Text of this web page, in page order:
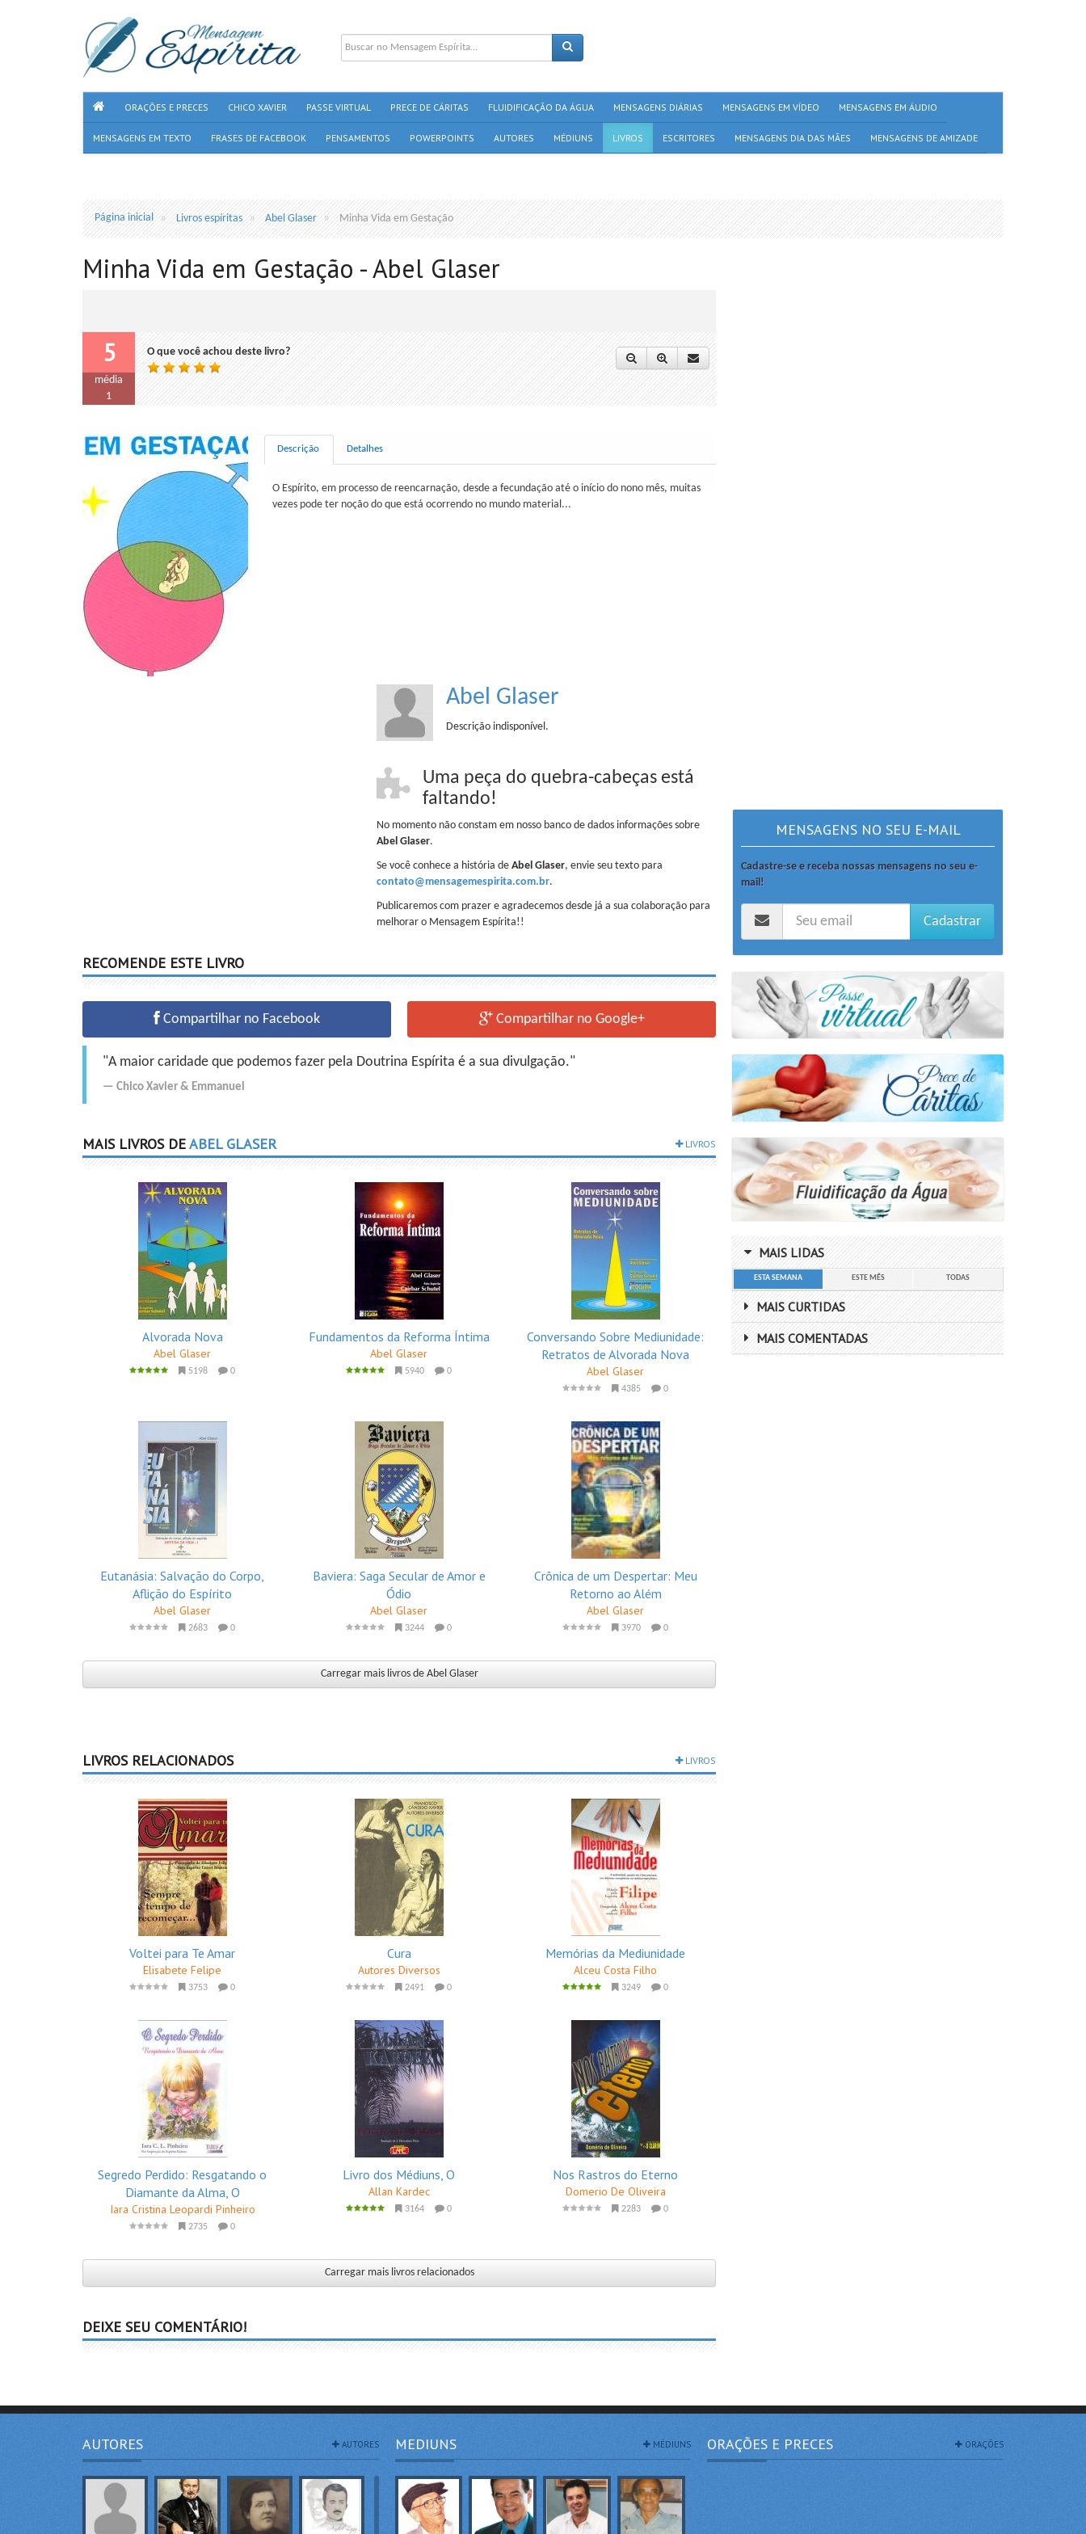
ORAÇÕES E PRECES CHICO XAVIER PASSE VIRTUAL PRECE DE CÁRITAS FLUIDIFICAÇÃO DA ÁGUA MENSAGENS DIÁRIAS MENSAGENS EM VÍDEO MENSAGENS EM ÁUDIO
MENSAGENS EM TEXTO FRASES DE FACEBOOK PENSAMENTOS POWERPOINTS AUTORES MÉDIUNS LIVROS ESCRITORES MENSAGENS DIA DAS MÃES MENSAGENS DE AMIZADE
Página inicial Livros espíritas Abel Glaser Minha Vida em Gestação
Minha Vida em Gestação - Abel Glaser
5
média
1
O que você achou deste livro?
Descrição Detalhes
O Espírito, em processo de reencarnação, desde a fecundação até o início do nono mês, muitas
vezes pode ter noção do que está ocorrendo no mundo material...
Abel Glaser
Descrição indisponível.
Uma peça do quebra-cabeças está
faltando!
No momento não constam em nosso banco de dados informações sobre
Abel Glaser.
Se você conhece a história de Abel Glaser, envie seu texto para
contato@mensagemespirita.com.br.
Publicaremos com prazer e agradecemos desde já a sua colaboração para
melhorar o Mensagem Espírita!!
RECOMENDE ESTE LIVRO
Compartilhar no Facebook Compartilhar no Google+
"A maior caridade que podemos fazer pela Doutrina Espírita é a sua divulgação."
Chico Xavier & Emmanuel
MAIS LIVROS DEABEL GLASER LIVROS
Alvorada Nova
Abel Glaser
5198 0
Fundamentos da Reforma Íntima
Abel Glaser
5940 0
Conversando Sobre Mediunidade:
Retratos de Alvorada Nova
Abel Glaser
4385 0
Eutanásia: Salvação do Corpo,
Aflição do Espírito
Abel Glaser
2683 0
Baviera: Saga Secular de Amor e
Ódio
Abel Glaser
3244 0
Crônica de um Despertar: Meu
Retorno ao Além
Abel Glaser
3970 0
Carregar mais livros de Abel Glaser
LIVROS RELACIONADOS LIVROS
Voltei para Te Amar
Elisabete Felipe
3753 0
Cura
Autores Diversos
2491 0
Memórias da Mediunidade
Alceu Costa Filho
3249 0
Segredo Perdido: Resgatando o
Diamante da Alma, O
Iara Cristina Leopardi Pinheiro
2735 0
Livro dos Médiuns, O
Allan Kardec
3164 0
Nos Rastros do Eterno
Domerio De Oliveira
2283 0
Carregar mais livros relacionados
DEIXE SEU COMENTÁRIO!
MENSAGENS NO SEU E-MAIL
Cadastre-se e receba nossas mensagens no seu e-
mail!
Cadastrar
MAIS LIDAS
ESTA SEMANA ESTE MÊS TODAS
MAIS CURTIDAS
MAIS COMENTADAS
AUTORES AUTORES MEDIUNS MÉDIUNS ORAÇÕES E PRECES ORAÇÕES